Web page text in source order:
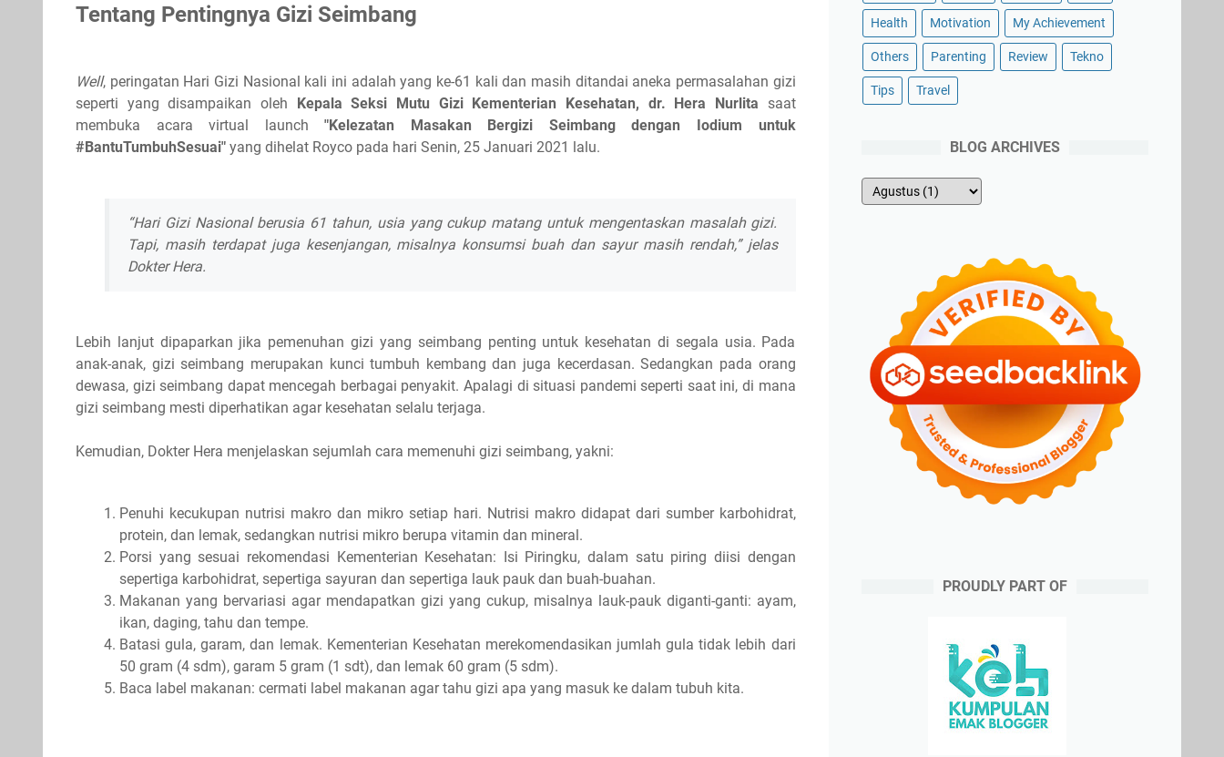
Tentang Pentingnya Gizi Seimbang
Well, peringatan Hari Gizi Nasional kali ini adalah yang ke-61 kali dan masih ditandai aneka permasalahan gizi
seperti yang disampaikan oleh Kepala Seksi Mutu Gizi Kementerian Kesehatan, dr. Hera Nurlita saat
membuka acara virtual launch"Kelezatan Masakan Bergizi Seimbang dengan Iodium untuk
#BantuTumbuhSesuai" yang dihelat Royco pada hari Senin, 25 Januari 2021 lalu.
“Hari Gizi Nasional berusia 61 tahun, usia yang cukup matang untuk mengentaskan masalah gizi.
Tapi, masih terdapat juga kesenjangan, misalnya konsumsi buah dan sayur masih rendah,” jelas
Dokter Hera.
Lebih lanjut dipaparkan jika pemenuhan gizi yang seimbang penting untuk kesehatan di segala usia. Pada
anak-anak, gizi seimbang merupakan kunci tumbuh kembang dan juga kecerdasan. Sedangkan pada orang
dewasa, gizi seimbang dapat mencegah berbagai penyakit. Apalagi di situasi pandemi seperti saat ini, di mana
gizi seimbang mesti diperhatikan agar kesehatan selalu terjaga.
Kemudian, Dokter Hera menjelaskan sejumlah cara memenuhi gizi seimbang, yakni:
Penuhi kecukupan nutrisi makro dan mikro setiap hari. Nutrisi makro didapat dari sumber karbohidrat,
protein, dan lemak, sedangkan nutrisi mikro berupa vitamin dan mineral.
Porsi yang sesuai rekomendasi Kementerian Kesehatan: Isi Piringku, dalam satu piring diisi dengan
sepertiga karbohidrat, sepertiga sayuran dan sepertiga lauk pauk dan buah-buahan.
Makanan yang bervariasi agar mendapatkan gizi yang cukup, misalnya lauk-pauk diganti-ganti: ayam,
ikan, daging, tahu dan tempe.
Batasi gula, garam, dan lemak. Kementerian Kesehatan merekomendasikan jumlah gula tidak lebih dari
50 gram (4 sdm), garam 5 gram (1 sdt), dan lemak 60 gram (5 sdm).
Baca label makanan: cermati label makanan agar tahu gizi apa yang masuk ke dalam tubuh kita.
Health Motivation My Achievement
Others Parenting Review Tekno
Tips Travel
BLOG ARCHIVES
PROUDLY PART OF